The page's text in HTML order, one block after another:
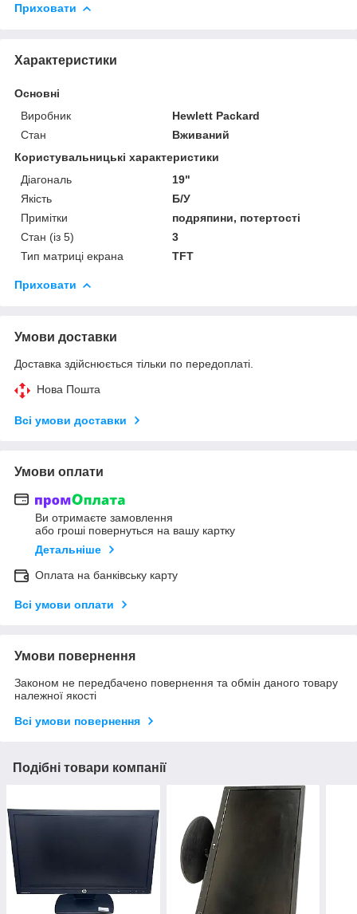
Приховати
Характеристики
Основні
Виробник
Hewlett Packard
Стан
Вживаний
Користувальницькі характеристики
Діагональ
19"
Якість
Б/У
Примітки
подряпини, потертості
Стан (із 5)
3
Тип матриці екрана
TFT
Приховати
Умови доставки
Доставка здійснюється тільки по передоплаті.
Нова Пошта
Всі умови доставки
Умови оплати
Ви отримаєте замовлення
або гроші повернуться на вашу картку
Детальніше
Оплата на банківську карту
Всі умови оплати
Умови повернення
Законом не передбачено повернення та обмін даного товару
належної якості
Всі умови повернення
Подібні товари компанії